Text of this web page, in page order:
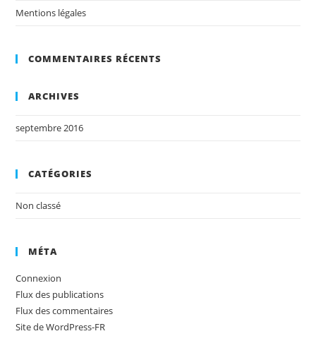
Mentions légales
COMMENTAIRES RÉCENTS
ARCHIVES
septembre 2016
CATÉGORIES
Non classé
MÉTA
Connexion
Flux des publications
Flux des commentaires
Site de WordPress-FR